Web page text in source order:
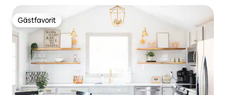
Gästfavorit
Gästfavorit